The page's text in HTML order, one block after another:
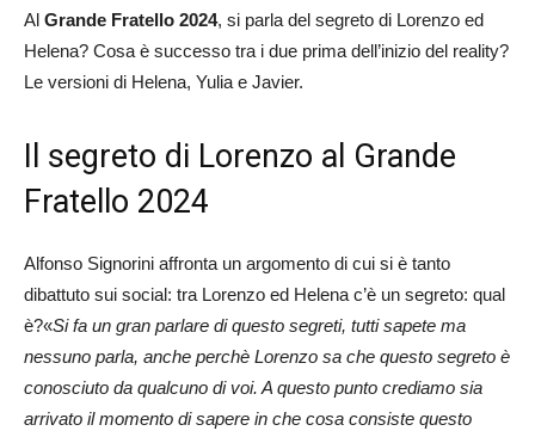
Al Grande Fratello 2024, si parla del segreto di Lorenzo ed
Helena? Cosa è successo tra i due prima dell’inizio del reality?
Le versioni di Helena, Yulia e Javier.
Il segreto di Lorenzo al Grande
Fratello 2024
Alfonso Signorini affronta un argomento di cui si è tanto
dibattuto sui social: tra Lorenzo ed Helena c’è un segreto: qual
è?«Si fa un gran parlare di questo segreti, tutti sapete ma
nessuno parla, anche perchè Lorenzo sa che questo segreto è
conosciuto da qualcuno di voi. A questo punto crediamo sia
arrivato il momento di sapere in che cosa consiste questo